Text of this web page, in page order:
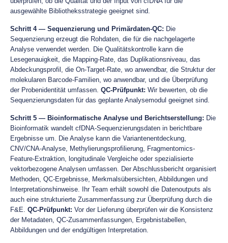
ausgewählte Bibliotheksstrategie geeignet sind.
Schritt 4 — Sequenzierung und Primärdaten-QC: Die
Sequenzierung erzeugt die Rohdaten, die für die nachgelagerte
Analyse verwendet werden. Die Qualitätskontrolle kann die
Lesegenauigkeit, die Mapping-Rate, das Duplikationsniveau, das
Abdeckungsprofil, die On-Target-Rate, wo anwendbar, die Struktur der
molekularen Barcode-Familien, wo anwendbar, und die Überprüfung
der Probenidentität umfassen. QC-Prüfpunkt: Wir bewerten, ob die
Sequenzierungsdaten für das geplante Analysemodul geeignet sind.
Schritt 5 — Bioinformatische Analyse und Berichtserstellung: Die
Bioinformatik wandelt cfDNA-Sequenzierungsdaten in berichtbare
Ergebnisse um. Die Analyse kann die Variantenentdeckung,
CNV/CNA-Analyse, Methylierungsprofilierung, Fragmentomics-
Feature-Extraktion, longitudinale Vergleiche oder spezialisierte
vektorbezogene Analysen umfassen. Der Abschlussbericht organisiert
Methoden, QC-Ergebnisse, Merkmalsübersichten, Abbildungen und
Interpretationshinweise. Ihr Team erhält sowohl die Datenoutputs als
auch eine strukturierte Zusammenfassung zur Überprüfung durch die
F&E. QC-Prüfpunkt: Vor der Lieferung überprüfen wir die Konsistenz
der Metadaten, QC-Zusammenfassungen, Ergebnistabellen,
Abbildungen und der endgültigen Interpretation.